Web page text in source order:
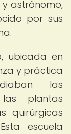
astrónomo,
por sus
ubicada en
y práctica
las
plantas
quirúrgicas
escuela